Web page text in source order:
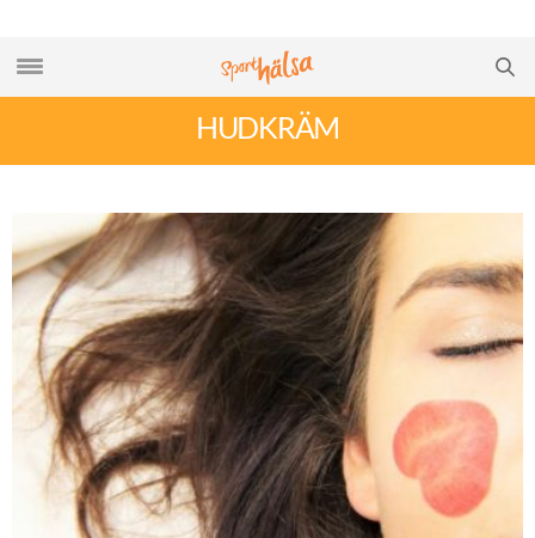
HUDKRÄM